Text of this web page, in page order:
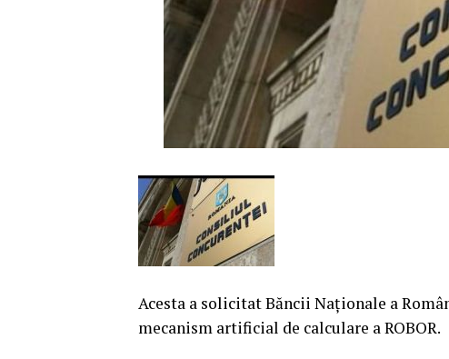
Acesta a solicitat Băncii Naţionale a
mecanism artificial de calculare a ROBOR.